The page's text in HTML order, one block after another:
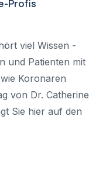
Profis
viel Wissen -
und Patienten mit
Koronaren
von Dr. Catherine
Sie hier auf den